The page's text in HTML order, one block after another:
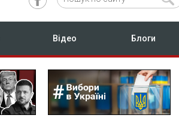
Відео Блоги